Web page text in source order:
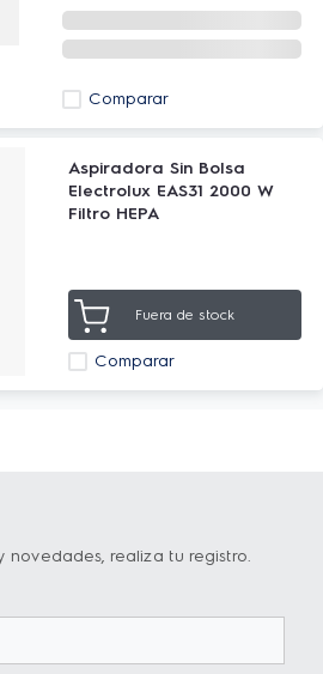
Comparar
Aspiradora Sin Bolsa
Electrolux EAS31 2000 W
Filtro HEPA
Fuera de stock
Comparar
novedades, realiza tu registro.